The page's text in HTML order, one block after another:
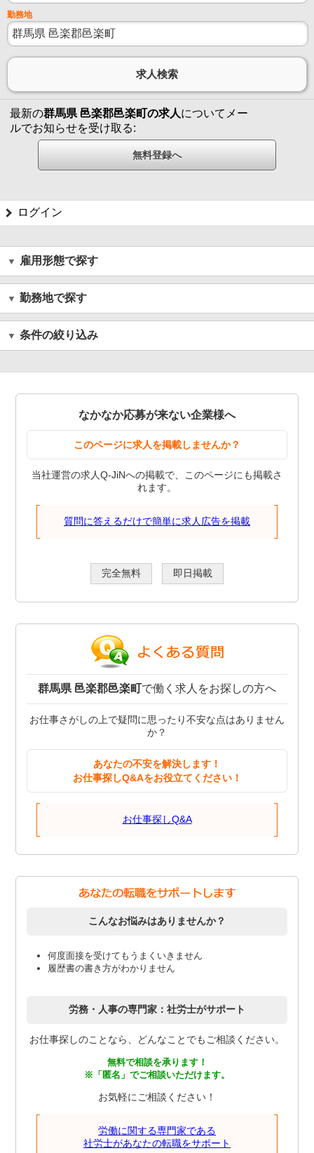
勤務地
最新の群馬県 邑楽郡邑楽町の求人についてメー
ルでお知らせを受け取る:
ログイン
雇用形態で探す
勤務地で探す
条件の絞り込み
なかなか応募が来ない企業様へ
このページに求人を掲載しませんか？
当社運営の求人Q-JiNへの掲載で、このページにも掲載さ
れます。
質問に答えるだけで簡単に求人広告を掲載
完全無料 即日掲載
群馬県 邑楽郡邑楽町で働く求人をお探しの方へ
お仕事さがしの上で疑問に思ったり不安な点はありません
か？
あなたの不安を解決します！
お仕事探しQ&Aをお役立てください！
お仕事探しQ&A
こんなお悩みはありませんか？
何度面接を受けてもうまくいきません
履歴書の書き方がわかりません
労務・人事の専門家：社労士がサポート
お仕事探しのことなら、どんなことでもご相談ください。
無料で相談を承ります！
※「匿名」でご相談いただけます。
お気軽にご相談ください！
労働に関する専門家である
社労士があなたの転職をサポート